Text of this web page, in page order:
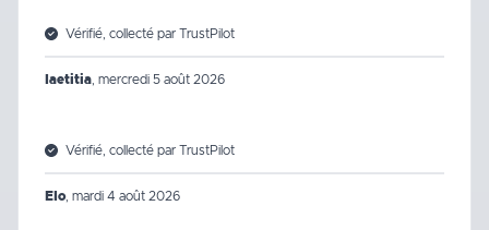
Vérifié, collecté par TrustPilot
laetitia, mercredi 5 août 2026
Vérifié, collecté par TrustPilot
Elo, mardi 4 août 2026